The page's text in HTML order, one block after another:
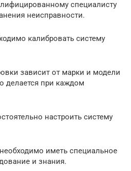
специалисту
неисправности.
калибровать систему
зависит от марки и модели
делается при каждом
настроить систему
иметь специальное
и знания.